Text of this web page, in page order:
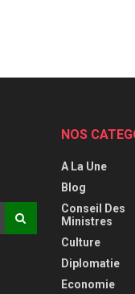
NOS
A La Une
Blog
Conseil Des
Ministres
Culture
Diplomatie
Economie